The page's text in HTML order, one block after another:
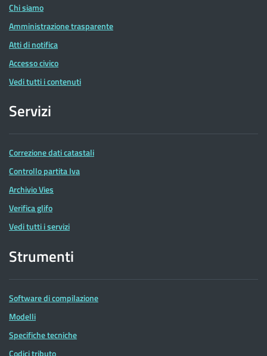
Chi siamo
Amministrazione trasparente
Atti di notifica
Accesso civico
Vedi tutti i contenuti
Servizi
Correzione dati catastali
Controllo partita Iva
Archivio Vies
Verifica glifo
Vedi tutti i servizi
Strumenti
Software di compilazione
Modelli
Specifiche tecniche
Codici tributo